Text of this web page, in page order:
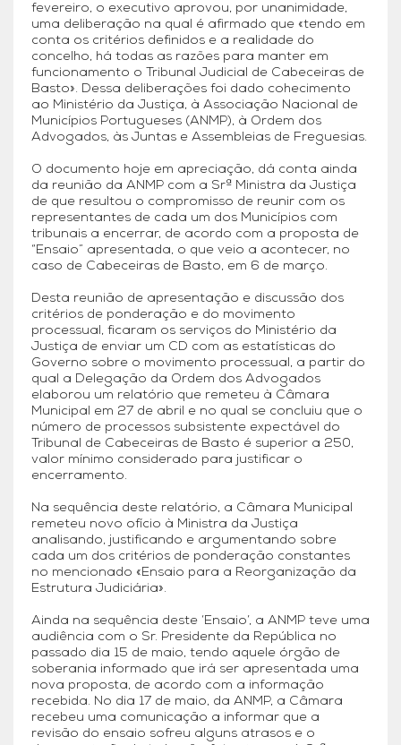
fevereiro, o executivo aprovou, por unanimidade,
uma deliberação na qual é afirmado que «tendo em
conta os critérios definidos e a realidade do
concelho, há todas as razões para manter em
funcionamento o Tribunal Judicial de Cabeceiras de
Basto». Dessa deliberações foi dado cohecimento
ao Ministério da Justiça, à Associação Nacional de
Municípios Portugueses (ANMP), à Ordem dos
Advogados, às Juntas e Assembleias de Freguesias.
O documento hoje em apreciação, dá conta ainda
da reunião da ANMP com a Srª Ministra da Justiça
de que resultou o compromisso de reunir com os
representantes de cada um dos Municípios com
tribunais a encerrar, de acordo com a proposta de
“Ensaio” apresentada, o que veio a acontecer, no
caso de Cabeceiras de Basto, em 6 de março.
Desta reunião de apresentação e discussão dos
critérios de ponderação e do movimento
processual, ficaram os serviços do Ministério da
Justiça de enviar um CD com as estatísticas do
Governo sobre o movimento processual, a partir do
qual a Delegação da Ordem dos Advogados
elaborou um relatório que remeteu à Câmara
Municipal em 27 de abril e no qual se concluiu que o
número de processos subsistente expectável do
Tribunal de Cabeceiras de Basto é superior a 250,
valor mínimo considerado para justificar o
encerramento.
Na sequência deste relatório, a Câmara Municipal
remeteu novo ofício à Ministra da Justiça
analisando, justificando e argumentando sobre
cada um dos critérios de ponderação constantes
no mencionado «Ensaio para a Reorganização da
Estrutura Judiciária».
Ainda na sequência deste ‘Ensaio’, a ANMP teve uma
audiência com o Sr. Presidente da República no
passado dia 15 de maio, tendo aquele órgão de
soberania informado que irá ser apresentada uma
nova proposta, de acordo com a informação
recebida. No dia 17 de maio, da ANMP, a Câmara
recebeu uma comunicação a informar que a
revisão do ensaio sofreu alguns atrasos e o